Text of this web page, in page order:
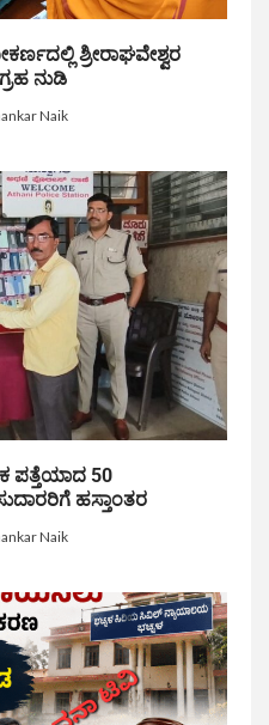
ಶ್ರೀರಾಘವೇಶ್ವರ
ನುಡಿ
Naik
50
ಹಸ್ತಾಂತರ
Naik